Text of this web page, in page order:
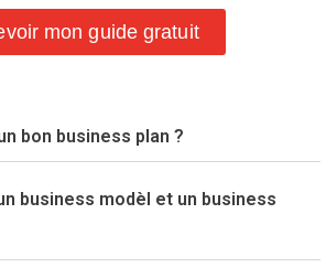
mon guide gratuit
bon business plan ?
business modèl et un business